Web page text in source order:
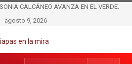
CALCÁNEO AVANZA EN EL VERDE.
DE CUATRO PERIODOS DE ÓSCAR SERRA,
agosto 9, 2026